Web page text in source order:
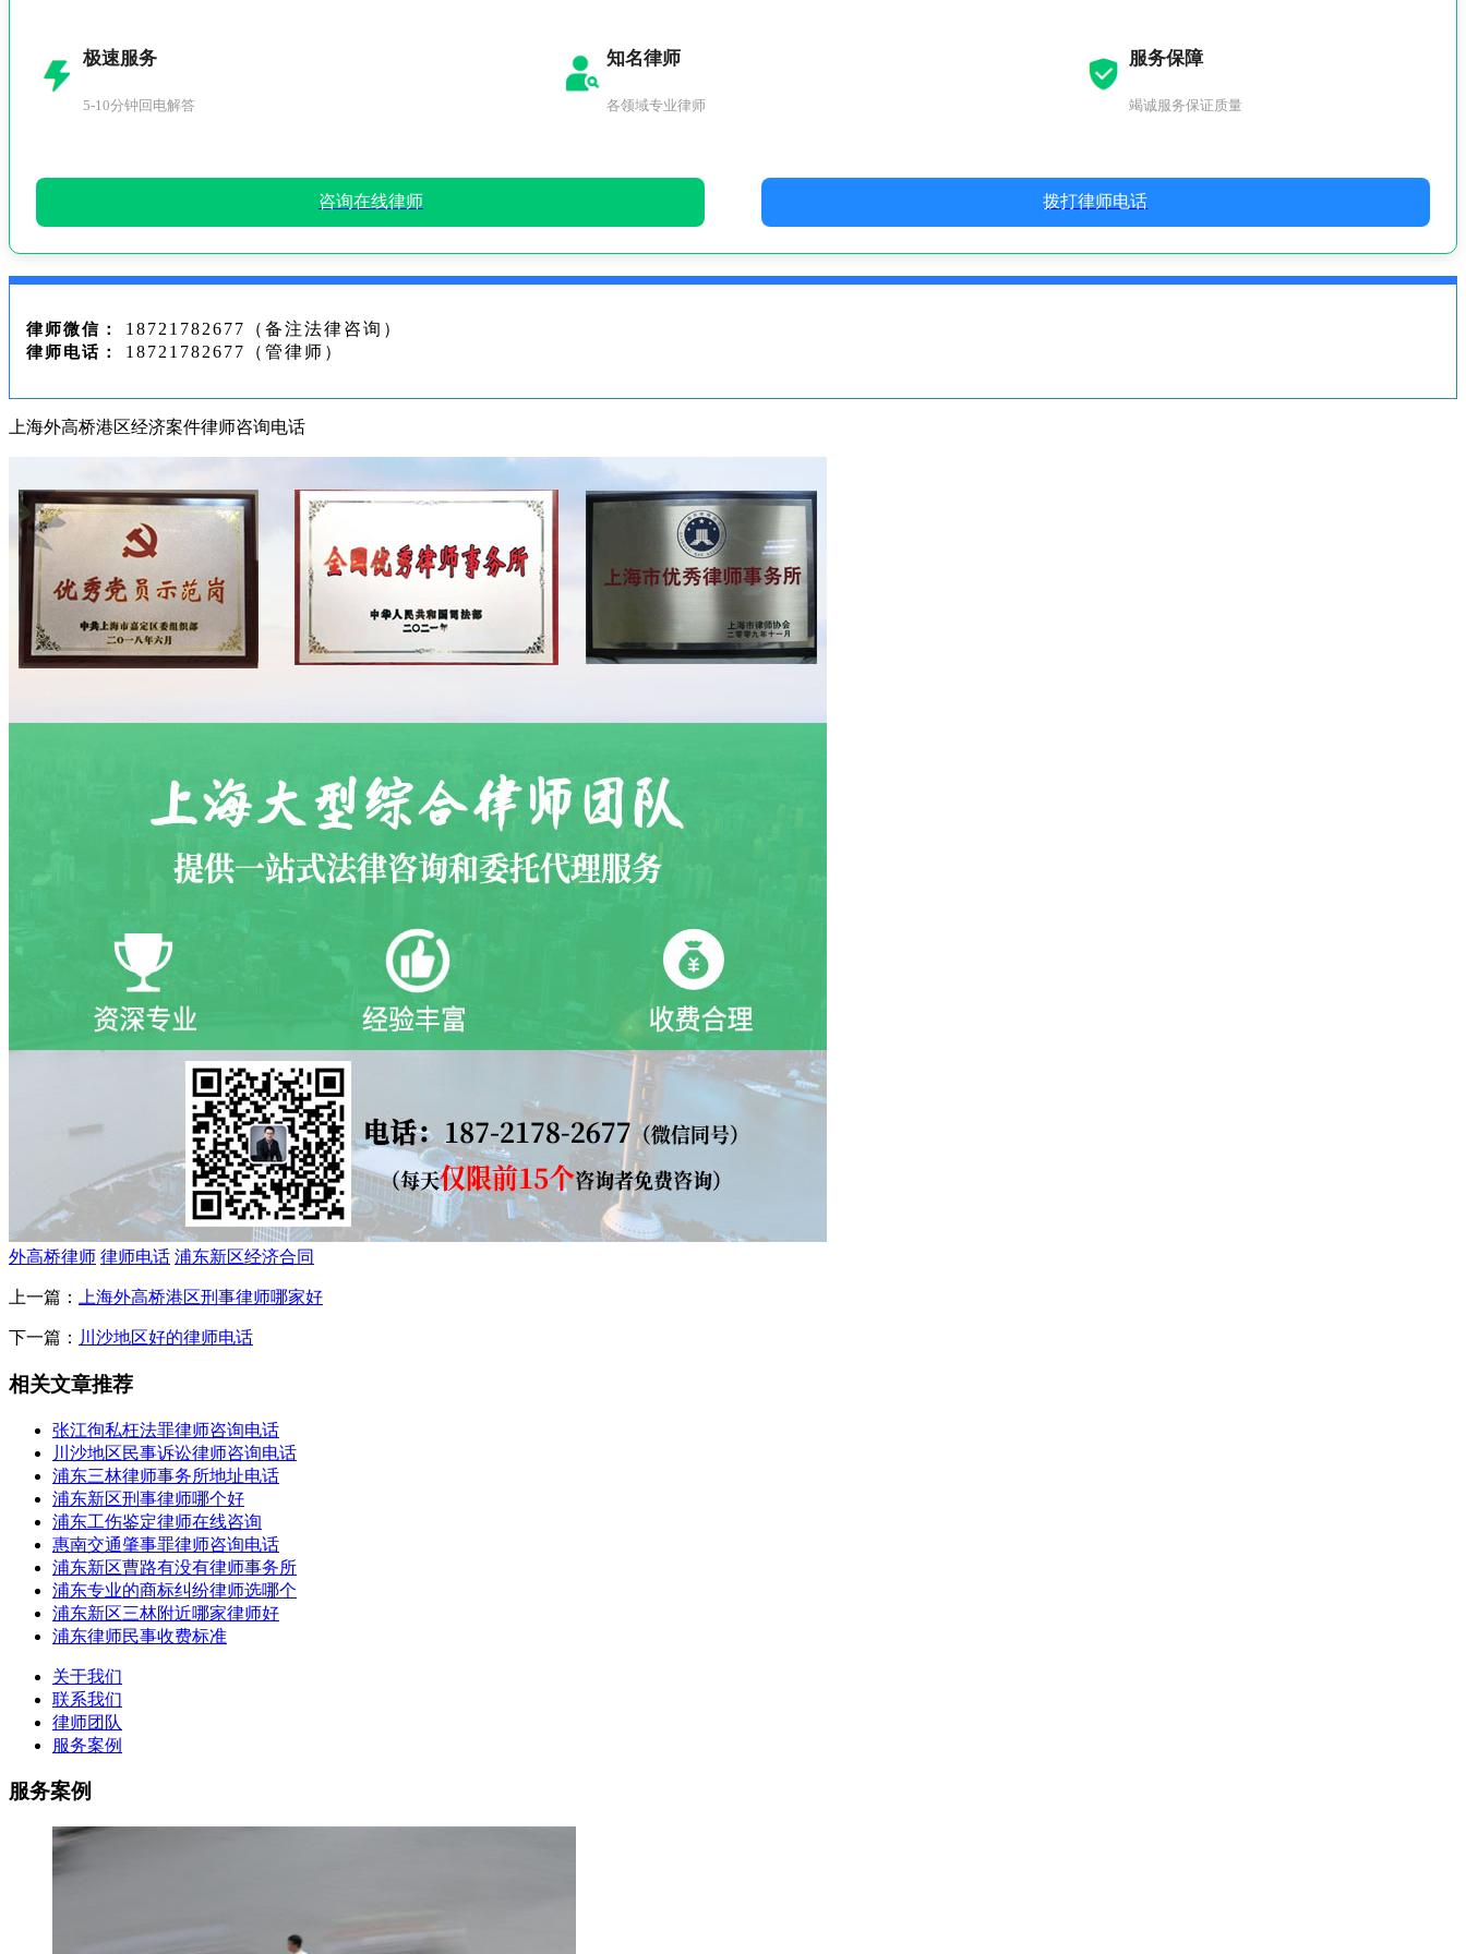
极速服务
5-10分钟回电解答
知名律师
各领域专业律师
服务保障
竭诚服务保证质量
咨询在线律师 拨打律师电话
律师微信： 18721782677（备注法律咨询）
律师电话： 18721782677（管律师）
上海外高桥港区经济案件律师咨询电话
外高桥律师 律师电话 浦东新区经济合同
上一篇： 上海外高桥港区刑事律师哪家好
下一篇： 川沙地区好的律师电话
相关文章推荐
张江徇私枉法罪律师咨询电话
川沙地区民事诉讼律师咨询电话
浦东三林律师事务所地址电话
浦东新区刑事律师哪个好
浦东工伤鉴定律师在线咨询
惠南交通肇事罪律师咨询电话
浦东新区曹路有没有律师事务所
浦东专业的商标纠纷律师选哪个
浦东新区三林附近哪家律师好
浦东律师民事收费标准
关于我们
联系我们
律师团队
服务案例
服务案例